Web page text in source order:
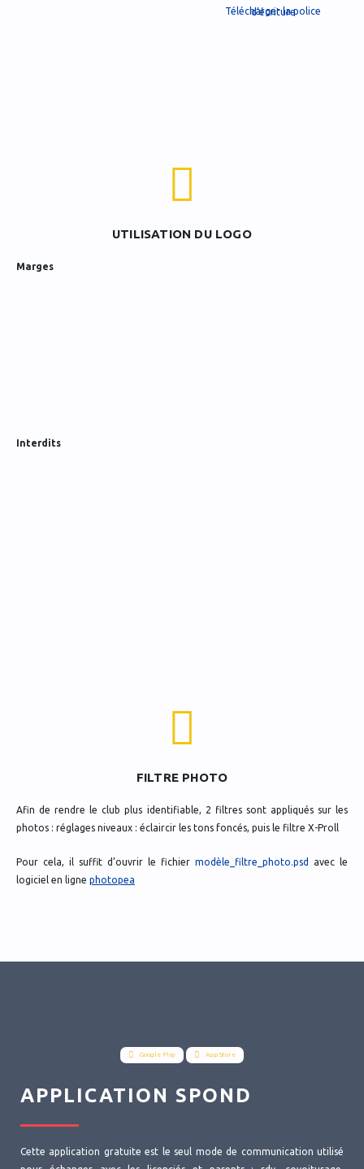
Télécharger la police d’écriture
UTILISATION DU LOGO
Marges
Interdits
FILTRE PHOTO
Afin de rendre le club plus identifiable, 2 filtres sont appliqués sur les
photos : réglages niveaux : éclaircir les tons foncés, puis le filtre X-Proll
Pour cela, il suffit d’ouvrir le fichier modèle_filtre_photo.psd
avec le
logiciel en ligne photopea
Google Play App Store
APPLICATION SPOND
Cette application gratuite est le seul mode de communication utilisé